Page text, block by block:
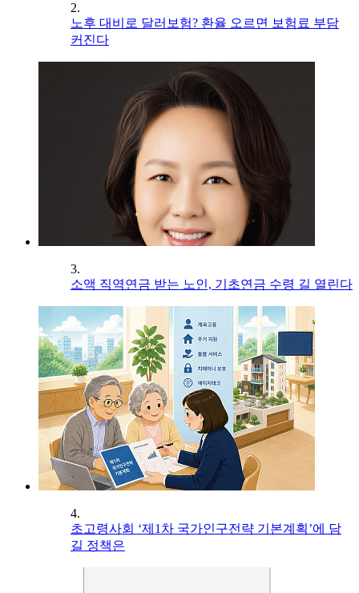
2.
노후 대비로 달러보험? 환율 오르면 보험료 부담
커진다
3.
소액 직역연금 받는 노인, 기초연금 수령 길 열린다
4.
초고령사회 ‘제1차 국가인구전략 기본계획’에 담
길 정책은